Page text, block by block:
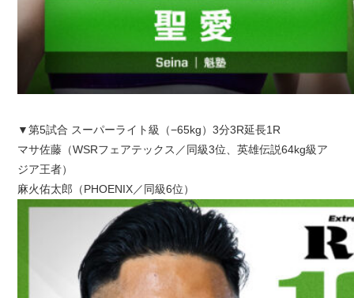
▼第5試合 スーパーライト級（−65kg）3分3R延長1R
マサ佐藤（WSRフェアテックス／同級3位、英雄伝説64kg級ア
ジア王者）
麻火佑太郎（PHOENIX／同級6位）